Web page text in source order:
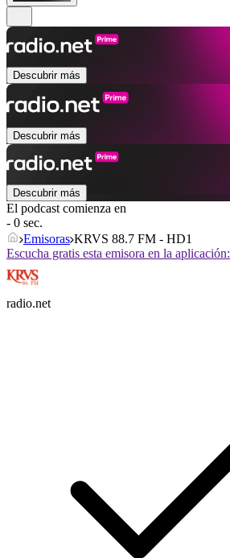
Descubrir más
Descubrir más
Descubrir más
El podcast comienza en
- 0 sec.
Emisoras KRVS 88.7 FM - HD1
Escucha gratis esta emisora en la aplicación:
radio.net